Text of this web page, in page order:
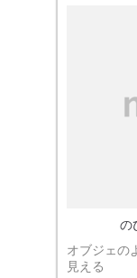
の
オブジェの
見える